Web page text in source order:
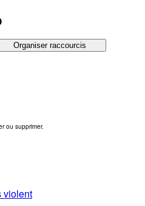
Organiser raccourcis
ou supprimer.
violent